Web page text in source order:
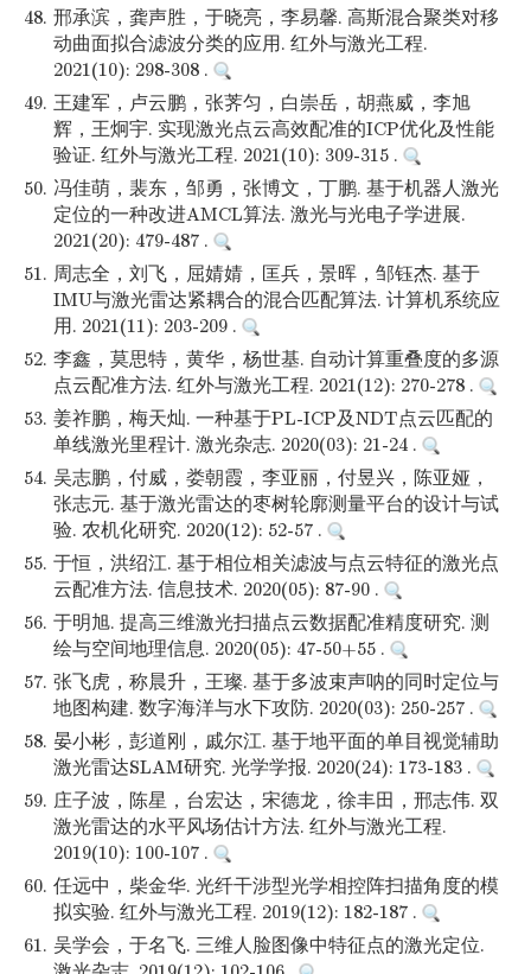
48. 邢承滨，龚声胜，于晓亮，李易馨. 高斯混合聚类对移
动曲面拟合滤波分类的应用. 红外与激光工程.
2021(10): 298-308 .
49. 王建军，卢云鹏，张荠匀，白崇岳，胡燕威，李旭
辉，王炯宇. 实现激光点云高效配准的ICP优化及性能
验证. 红外与激光工程. 2021(10): 309-315 .
50. 冯佳萌，裴东，邹勇，张博文，丁鹏. 基于机器人激光
定位的一种改进AMCL算法. 激光与光电子学进展.
2021(20): 479-487 .
51. 周志全，刘飞，屈婧婧，匡兵，景晖，邹钰杰. 基于
IMU与激光雷达紧耦合的混合匹配算法. 计算机系统应
用. 2021(11): 203-209 .
52. 李鑫，莫思特，黄华，杨世基. 自动计算重叠度的多源
点云配准方法. 红外与激光工程. 2021(12): 270-278 .
53. 姜祚鹏，梅天灿. 一种基于PL-ICP及NDT点云匹配的
单线激光里程计. 激光杂志. 2020(03): 21-24 .
54. 吴志鹏，付威，娄朝霞，李亚丽，付昱兴，陈亚娅，
张志元. 基于激光雷达的枣树轮廓测量平台的设计与试
验. 农机化研究. 2020(12): 52-57 .
55. 于恒，洪绍江. 基于相位相关滤波与点云特征的激光点
云配准方法. 信息技术. 2020(05): 87-90 .
56. 于明旭. 提高三维激光扫描点云数据配准精度研究. 测
绘与空间地理信息. 2020(05): 47-50+55 .
57. 张飞虎，称晨升，王璨. 基于多波束声呐的同时定位与
地图构建. 数字海洋与水下攻防. 2020(03): 250-257 .
58. 晏小彬，彭道刚，戚尔江. 基于地平面的单目视觉辅助
激光雷达SLAM研究. 光学学报. 2020(24): 173-183 .
59. 庄子波，陈星，台宏达，宋德龙，徐丰田，邢志伟. 双
激光雷达的水平风场估计方法. 红外与激光工程.
2019(10): 100-107 .
60. 任远中，柴金华. 光纤干涉型光学相控阵扫描角度的模
拟实验. 红外与激光工程. 2019(12): 182-187 .
61. 吴学会，于名飞. 三维人脸图像中特征点的激光定位.